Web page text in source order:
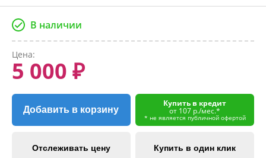
В наличии
Цена:
5 000 ₽
Добавить в корзину
Купить в кредит
от 107 р./мес.*
* не является публичной офертой
Отслеживать цену Купить в один клик